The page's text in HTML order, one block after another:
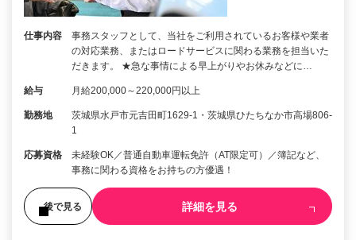
仕事内容
事務スタッフとして、当社をご利用されているお客様や業者
の対応業務、またはロードサービスに関わる業務を担当いた
だきます。 ★急な事情による早上がりやお休みなどに…
給与 月給200,000～220,000円以上
勤務地
茨城県水戸市元吉田町1629-1・茨城県ひたちなか市高場806-
1
応募資格
未経験OK／普通自動車運転免許（AT限定可）／簿記など、
事務に関わる資格をお持ちの方優遇！
後で見る 詳細を見る